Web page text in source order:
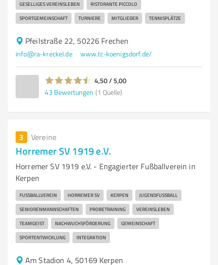
GESELLIGES VEREINSLEBEN RISTORANTE PICCOLO
SPORTGEMEINSCHAFT TURNIERE MITGLIEDER TENNISPLÄTZE
Pfeilstraße 22, 50226 Frechen
info@ra-kreckel.de www.tc-koenigsdorf.de/
4,50 / 5,00
43 Bewertungen (1 Quelle)
3 Vereine
Horremer SV 1919 e.V.
Horremer SV 1919 e.V. - Engagierter Fußballverein in
Kerpen
FUSSBALLVEREIN HORREMER SV KERPEN JUGENDFUSSBALL
SENIORENMANNSCHAFTEN PROBETRAINING VEREINSLEBEN
TEAMGEIST NACHWUCHSFÖRDERUNG GEMEINSCHAFT
SPORTENTWICKLUNG INTEGRATION
Am Stadion 4, 50169 Kerpen